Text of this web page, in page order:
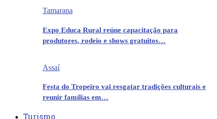
Tamarana
Expo Educa Rural reúne capacitação para
produtores, rodeio e shows gratuitos…
Assaí
Festa do Tropeiro vai resgatar tradições culturais e
reunir famílias em…
Turismo